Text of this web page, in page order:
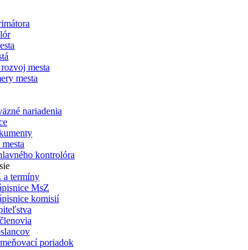
mesta
mesta
nariadenia
kontrolóra
a termíny
MsZ
komisií
poriadok